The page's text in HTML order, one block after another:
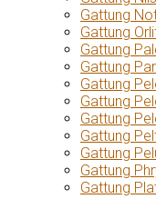
Gattung
Gattung
Gattung
Gattung
Gattung
Gattung
Gattung
Gattung
Gattung
Gattung
Gattung